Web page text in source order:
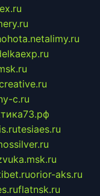
alimy.ru
c.ru
tesiaes.ru
orior-aks.ru
flatnsk.ru